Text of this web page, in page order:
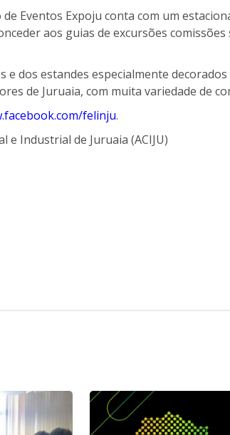
Eventos Expoju conta com um
aos guias de excursões
e dos estandes especialmente
de Juruaia, com muita variedade de
felinju.
e Industrial de Juruaia (ACIJU)